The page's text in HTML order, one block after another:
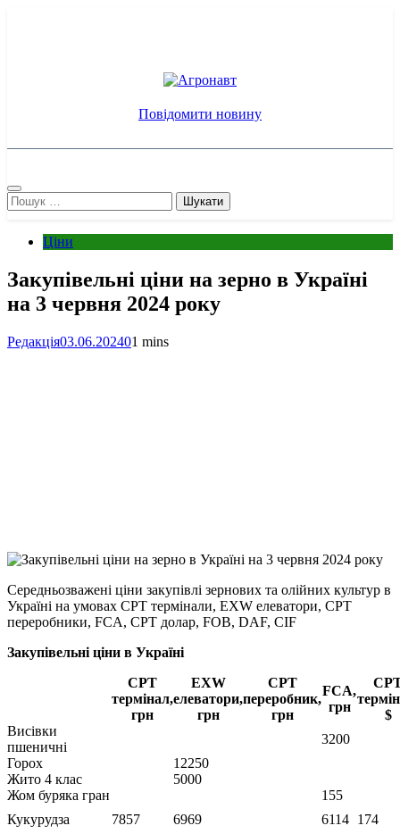
Агронавт
Новини українського агробізнесу
Повідомити новину
Пошук:
Ціни
Закупівельні ціни на зерно в Україні
на 3 червня 2024 року
Редакція03.06.202401 mins
Link
Print
Середньозважені ціни закупівлі зернових та олійних культур в
Україні на умовах CPT термінали, EXW елеватори, CPT
переробники, FCA, CPT долар, FOB, DAF, CIF
Закупівельні ціни в Україні
CPT
термінал,
грн
EXW
елеватори,
грн
CPT
переробник,
грн
FCA,
грн
$
Висівки
пшеничні
3200
Горох
12250
Жито 4 клас
5000
Жом буряка гран
155
Кукурудза
7857 6969 6114 174